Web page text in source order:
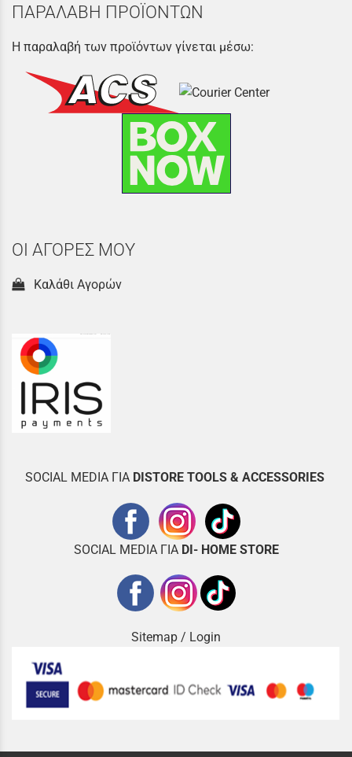
ΠΑΡΑΛΑΒΗ ΠΡΟΪΟΝΤΩΝ
Η παραλαβή των προϊόντων γίνεται μέσω:
ΟΙ ΑΓΟΡΕΣ ΜΟΥ
Καλάθι Αγορών
SOCIAL MEDIA ΓΙΑ DISTORE TOOLS & ACCESSORIES
SOCIAL MEDIA ΓΙΑ DI- HOME STORE
Sitemap / Login